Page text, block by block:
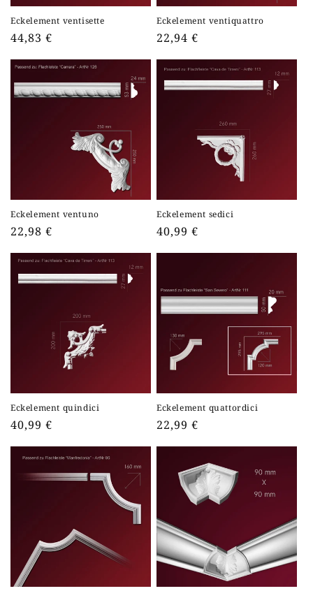
Eckelement ventisette
Normaler
44,83 €
Eckelement ventiquattro
Normaler
22,94 €
Eckelement ventuno
Normaler
22,98 €
Eckelement sedici
Normaler
40,99 €
Eckelement quindici
Normaler
40,99 €
Eckelement quattordici
Normaler
22,99 €